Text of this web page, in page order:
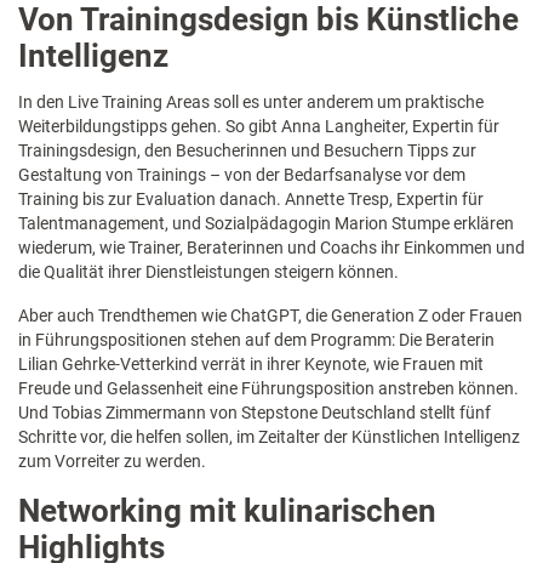
Von Trainingsdesign bis Künstliche
Intelligenz
In den Live Training Areas soll es unter anderem um praktische
Weiterbildungstipps gehen. So gibt Anna Langheiter, Expertin für
Trainingsdesign, den Besucherinnen und Besuchern Tipps zur
Gestaltung von Trainings – von der Bedarfsanalyse vor dem
Training bis zur Evaluation danach. Annette Tresp, Expertin für
Talentmanagement, und Sozialpädagogin Marion Stumpe erklären
wiederum, wie Trainer, Beraterinnen und Coachs ihr Einkommen und
die Qualität ihrer Dienstleistungen steigern können.
Aber auch Trendthemen wie ChatGPT, die Generation Z oder Frauen
in Führungspositionen stehen auf dem Programm: Die Beraterin
Lilian Gehrke-Vetterkind verrät in ihrer Keynote, wie Frauen mit
Freude und Gelassenheit eine Führungsposition anstreben können.
Und Tobias Zimmermann von Stepstone Deutschland stellt fünf
Schritte vor, die helfen sollen, im Zeitalter der Künstlichen Intelligenz
zum Vorreiter zu werden.
Networking mit kulinarischen
Highlights